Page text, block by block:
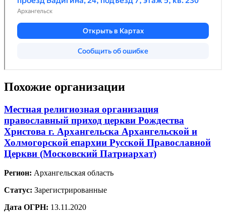
Похожие организации
Местная религиозная организация
православный приход церкви Рождества
Христова г. Архангельска Архангельской и
Холмогорской епархии Русской Православной
Церкви (Московский Патриархат)
Регион: Архангельская область
Статус: Зарегистрированные
Дата ОГРН: 13.11.2020